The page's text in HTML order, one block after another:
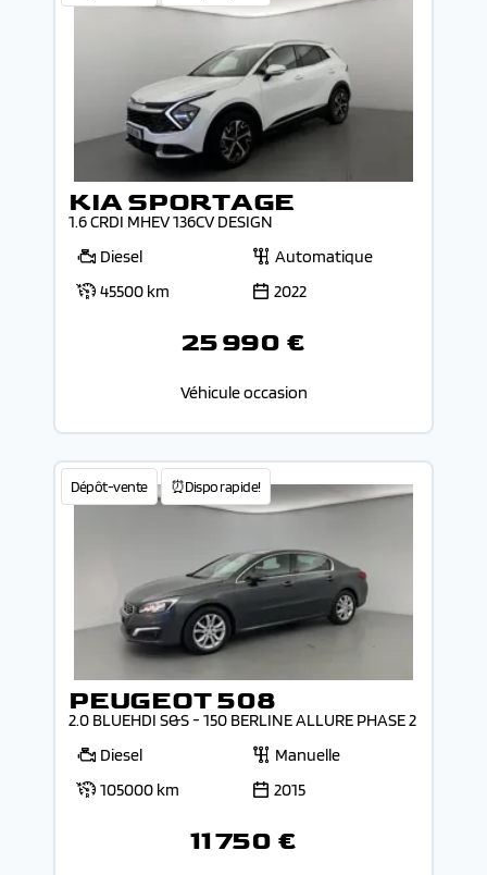
KIA SPORTAGE
1.6 CRDI MHEV 136CV DESIGN
Diesel
Automatique
45500 km
2022
25 990 €
Véhicule occasion
Dépôt-vente ⏰Dispo rapide!
PEUGEOT 508
2.0 BLUEHDI S&S - 150 BERLINE ALLURE PHASE 2
Diesel
Manuelle
105000 km
2015
11 750 €